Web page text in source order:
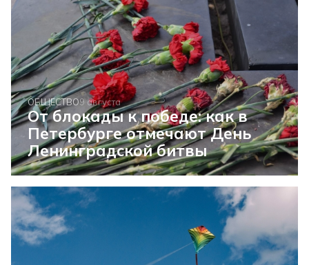
ОБЩЕСТВО9 августа
От блокады к победе: как в
Петербурге отмечают День
Ленинградской битвы